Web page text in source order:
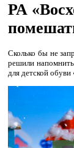
РА
Сколько бы не
решили
для детской обуви